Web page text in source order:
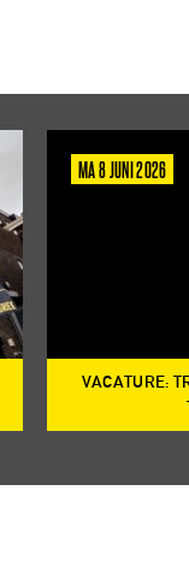
MA 8 JUNI 2026
VACATURE: